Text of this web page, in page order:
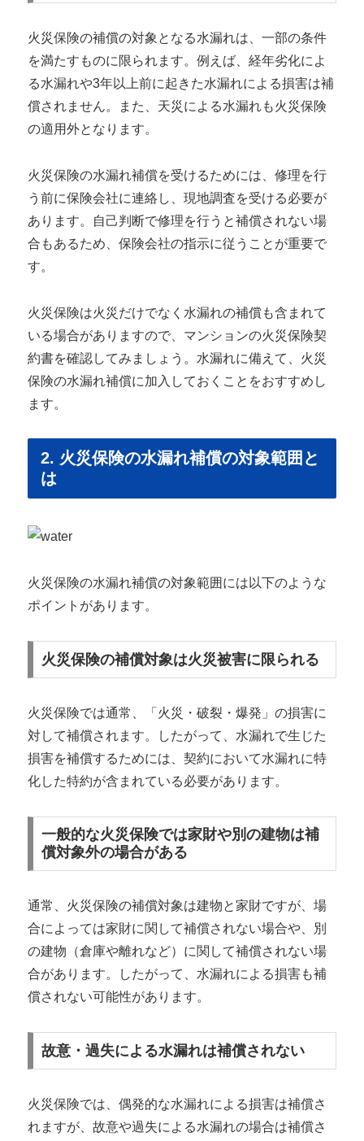
火災保険の補償の対象となる水漏れは、一部の条件
を満たすものに限られます。例えば、経年劣化によ
る水漏れや3年以上前に起きた水漏れによる損害は補
償されません。また、天災による水漏れも火災保険
の適用外となります。
火災保険の水漏れ補償を受けるためには、修理を行
う前に保険会社に連絡し、現地調査を受ける必要が
あります。自己判断で修理を行うと補償されない場
合もあるため、保険会社の指示に従うことが重要で
す。
火災保険は火災だけでなく水漏れの補償も含まれて
いる場合がありますので、マンションの火災保険契
約書を確認してみましょう。水漏れに備えて、火災
保険の水漏れ補償に加入しておくことをおすすめし
ます。
2. 火災保険の水漏れ補償の対象範囲と
は
火災保険の水漏れ補償の対象範囲には以下のような
ポイントがあります。
火災保険の補償対象は火災被害に限られる
火災保険では通常、「火災・破裂・爆発」の損害に
対して補償されます。したがって、水漏れで生じた
損害を補償するためには、契約において水漏れに特
化した特約が含まれている必要があります。
一般的な火災保険では家財や別の建物は補
償対象外の場合がある
通常、火災保険の補償対象は建物と家財ですが、場
合によっては家財に関して補償されない場合や、別
の建物（倉庫や離れなど）に関して補償されない場
合があります。したがって、水漏れによる損害も補
償されない可能性があります。
故意・過失による水漏れは補償されない
火災保険では、偶発的な水漏れによる損害は補償さ
れますが、故意や過失による水漏れの場合は補償さ